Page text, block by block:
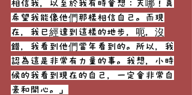
相信我，以至於我有時會想：天哪！真
希望我能像他們那樣相信自己。而現
在，我已經達到這樣的地步，呃，沒
錯，我看到他們當年看到的。所以，我
認為這是非常有力量的事。我想，小時
候的我看到現在的自己，一定會非常自
豪和開心。」